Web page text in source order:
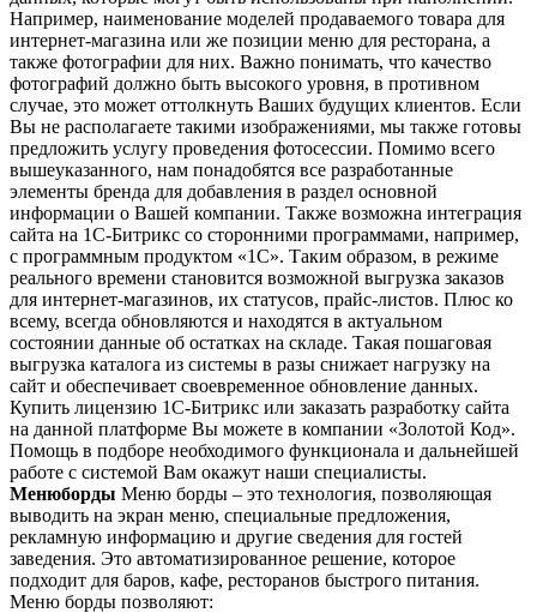
Например, наименование моделей продаваемого товара для
интернет-магазина или же позиции меню для ресторана, а
также фотографии для них. Важно понимать, что качество
фотографий должно быть высокого уровня, в противном
случае, это может оттолкнуть Ваших будущих клиентов. Если
Вы не располагаете такими изображениями, мы также готовы
предложить услугу проведения фотосессии. Помимо всего
вышеуказанного, нам понадобятся все разработанные
элементы бренда для добавления в раздел основной
информации о Вашей компании. Также возможна интеграция
сайта на 1С-Битрикс со сторонними программами, например,
с программным продуктом «1С». Таким образом, в режиме
реального времени становится возможной выгрузка заказов
для интернет-магазинов, их статусов, прайс-листов. Плюс ко
всему, всегда обновляются и находятся в актуальном
состоянии данные об остатках на складе. Такая пошаговая
выгрузка каталога из системы в разы снижает нагрузку на
сайт и обеспечивает своевременное обновление данных.
Купить лицензию 1С-Битрикс или заказать разработку сайта
на данной платформе Вы можете в компании «Золотой Код».
Помощь в подборе необходимого функционала и дальнейшей
работе с системой Вам окажут наши специалисты.
Менюборды Меню борды – это технология, позволяющая
выводить на экран меню, специальные предложения,
рекламную информацию и другие сведения для гостей
заведения. Это автоматизированное решение, которое
подходит для баров, кафе, ресторанов быстрого питания.
Меню борды позволяют: